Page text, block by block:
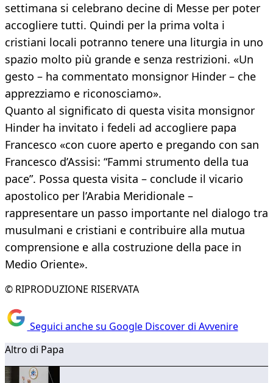
settimana si celebrano decine di Messe per poter
accogliere tutti. Quindi per la prima volta i
cristiani locali potranno tenere una liturgia in uno
spazio molto più grande e senza restrizioni. «Un
gesto – ha commentato monsignor Hinder – che
apprezziamo e riconosciamo».
Quanto al significato di questa visita monsignor
Hinder ha invitato i fedeli ad accogliere papa
Francesco «con cuore aperto e pregando con san
Francesco d’Assisi: “Fammi strumento della tua
pace”. Possa questa visita – conclude il vicario
apostolico per l’Arabia Meridionale –
rappresentare un passo importante nel dialogo tra
musulmani e cristiani e contribuire alla mutua
comprensione e alla costruzione della pace in
Medio Oriente».
© RIPRODUZIONE RISERVATA
Seguici anche su Google Discover di Avvenire
Altro di Papa